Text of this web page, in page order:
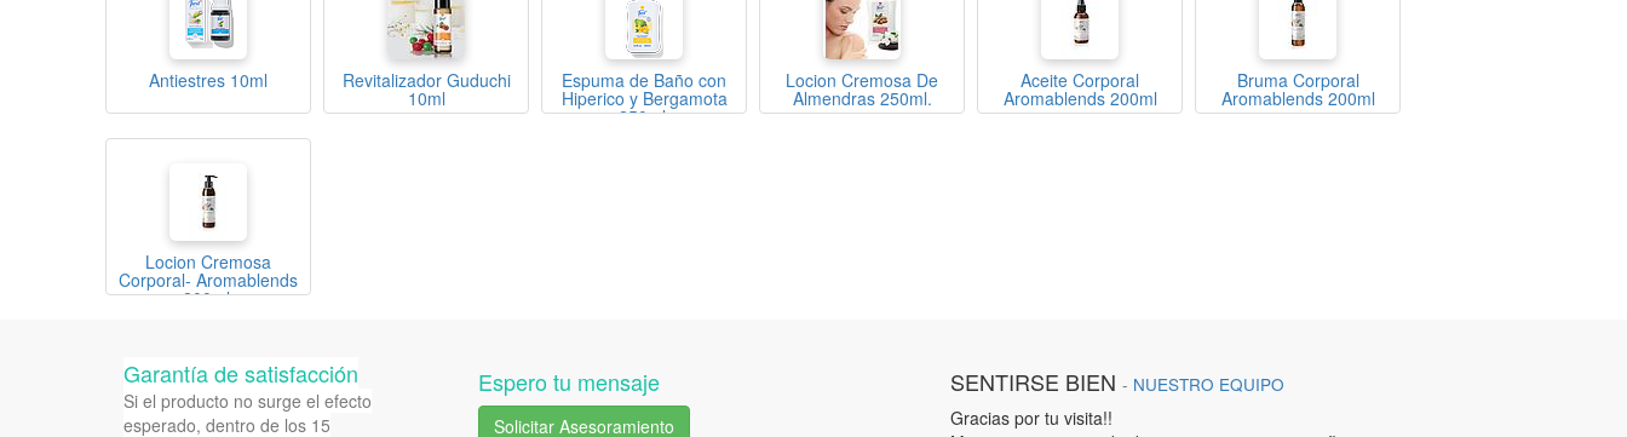
Antiestres 10ml Revitalizador Guduchi
10ml
Espuma de Baño con
Hiperico y Bergamota
250ml.
Locion Cremosa De
Almendras 250ml.
Aceite Corporal
Aromablends 200ml
Bruma Corporal
Aromablends 200ml
Locion Cremosa
Corporal- Aromablends
200ml.
Garantía de satisfacción
Si el producto no surge el efecto
esperado, dentro de los 15
Espero tu mensaje
Solicitar Asesoramiento
SENTIRSE BIEN - NUESTRO EQUIPO
Gracias por tu visita!!